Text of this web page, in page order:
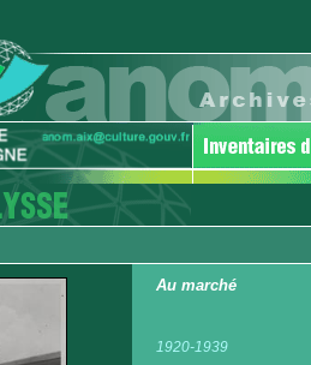
Au marché
1920-1939